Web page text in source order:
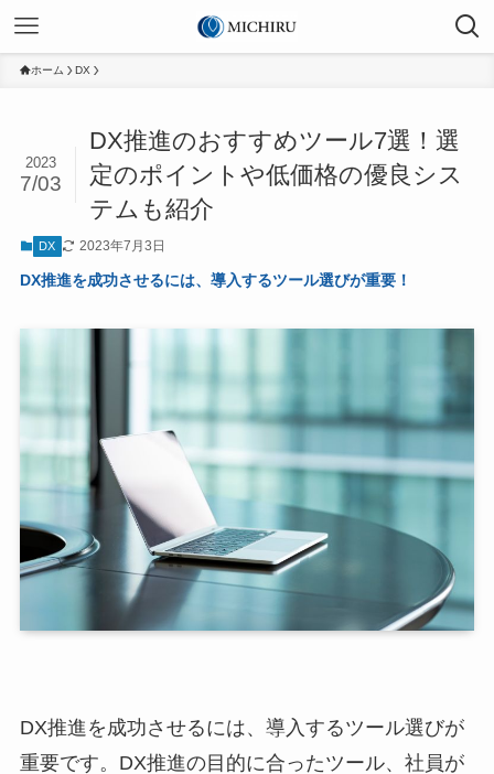
ホーム DX
DX推進のおすすめツール7選！選
定のポイントや低価格の優良シス
テムも紹介
2023
7/03
DX 2023年7月3日
DX推進を成功させるには、導入するツール選びが重要！
DX推進を成功させるには、導入するツール選びが
重要です。DX推進の目的に合ったツール、社員が